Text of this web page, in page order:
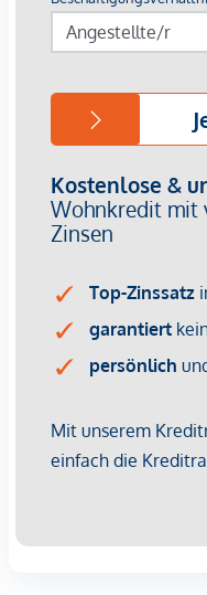
von ca. EUR 17,50 bis
40.000,00 netto
Provisionsfrei für den
Bei diesem Angebot
Vorsorgewohnung, die
20% USt. Diese Daten
Wir weisen darauf hin,
Der Vermittler ist als